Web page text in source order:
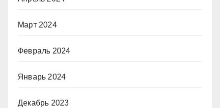
Март 2024
Февраль 2024
Январь 2024
Декабрь 2023